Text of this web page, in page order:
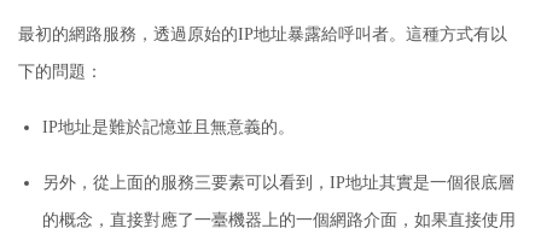
最初的網路服務，透過原始的IP地址暴露給呼叫者。 這種方式有以
下的問題：
IP地址是難於記憶並且無意義的。
另外，從上面的服務三要素可以看到，IP地址其實是一個很底層
的概念，直接對應了一臺機器上的一個網路介面，如果直接使用